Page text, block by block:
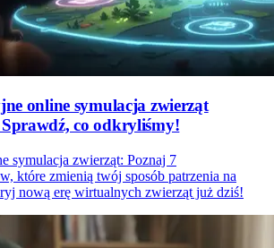
online symulacja zwierząt
co odkryliśmy!
symulacja zwierząt: Poznaj 7
które zmienią twój sposób patrzenia na
nową erę wirtualnych zwierząt już dziś!